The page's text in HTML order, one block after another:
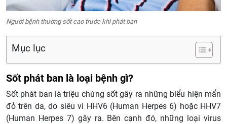
Người bệnh thường sốt cao trước khi phát ban
Mục lục
Sốt phát ban là loại bệnh gì?
Sốt phát ban là triệu chứng sốt gây ra những biểu hiện mẩn
đỏ trên da, do siêu vi HHV6 (Human Herpes 6) hoặc HHV7
(Human Herpes 7) gây ra. Bên cạnh đó, những loại virus